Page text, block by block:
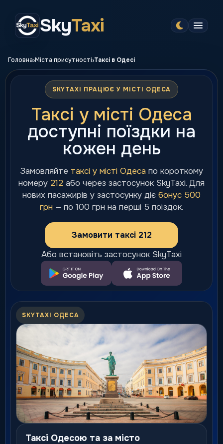
SkyTaxi
Головна›Міста присутності›Таксі в Одесі
SKYTAXI ПРАЦЮЄ У МІСТІ ОДЕСА
Таксі у місті Одеса
доступні поїздки на
кожен день
Замовляйте таксі у місті Одеса по короткому
номеру 212 або через застосунок SkyTaxi. Для
нових пасажирів у застосунку діє бонус 500
грн — по 100 грн на перші 5 поїздок.
Замовити таксі 212
Або встановіть застосунок SkyTaxi
SKYTAXI ОДЕСА
Таксі Одесою та за місто